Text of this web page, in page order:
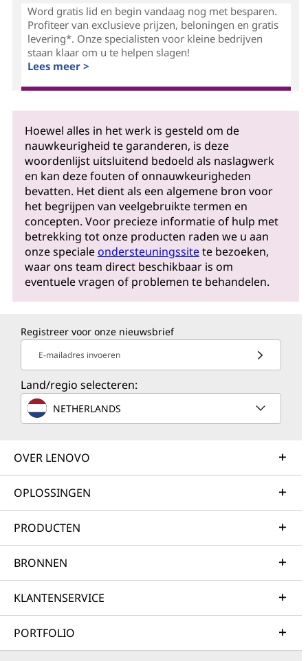
Word gratis lid en begin vandaag nog met besparen.
Profiteer van exclusieve prijzen, beloningen en gratis
levering*. Onze specialisten voor kleine bedrijven
staan klaar om u te helpen slagen!
Lees meer >
Hoewel alles in het werk is gesteld om de
nauwkeurigheid te garanderen, is deze
woordenlijst uitsluitend bedoeld als naslagwerk
en kan deze fouten of onnauwkeurigheden
bevatten. Het dient als een algemene bron voor
het begrijpen van veelgebruikte termen en
concepten. Voor precieze informatie of hulp met
betrekking tot onze producten raden we u aan
onze specialeondersteuningssitete bezoeken,
waar ons team direct beschikbaar is om
eventuele vragen of problemen te behandelen.
Registreer voor onze nieuwsbrief
E-mailadres invoeren
Land/regio selecteren:
NETHERLANDS
OVER LENOVO
OPLOSSINGEN
PRODUCTEN
BRONNEN
KLANTENSERVICE
PORTFOLIO